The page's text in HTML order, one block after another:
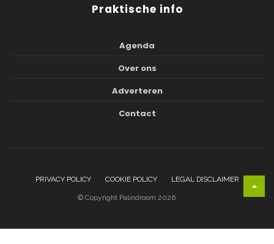
Praktische info
Agenda
Over ons
Adverteren
Contact
PRIVACY POLICY COOKIE POLICY LEGAL DISCLAIMER
© Copyright Palindroom 2026